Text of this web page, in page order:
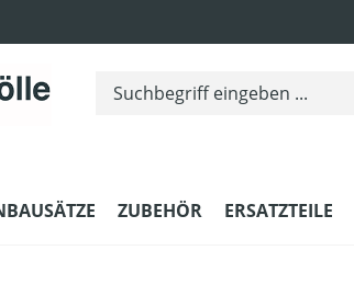
ZUBEHÖR ERSATZTEILE